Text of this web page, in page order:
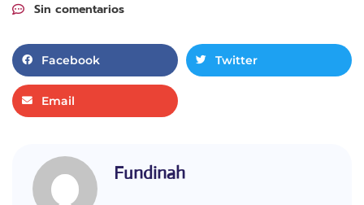
Sin comentarios
Facebook Twitter
Email
Fundinah